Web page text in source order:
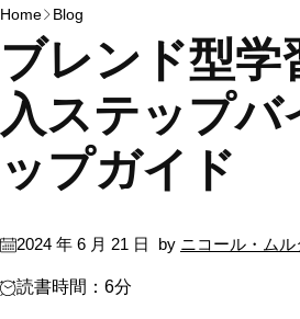
Home Blog
ブレンド型学
入ステップバ
ップガイド
2024 年 6 月 21 日 by ニコール・ムル
読書時間：6分